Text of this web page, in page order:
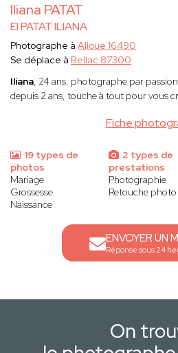
Iliana PATAT
EI PATAT ILIANA
Fiche
Photographe à Alloue 16490
Se déplace à Bellac 87300
Iliana, 24 ans, photographe par
depuis 2 ans, touche à tout pour vous
19 types de
photos
Mariage
Grossesse
Naissance
2 types de
prestations
Photographie
Retouche photo
ENVOYER UN
Réponse sous 24
On